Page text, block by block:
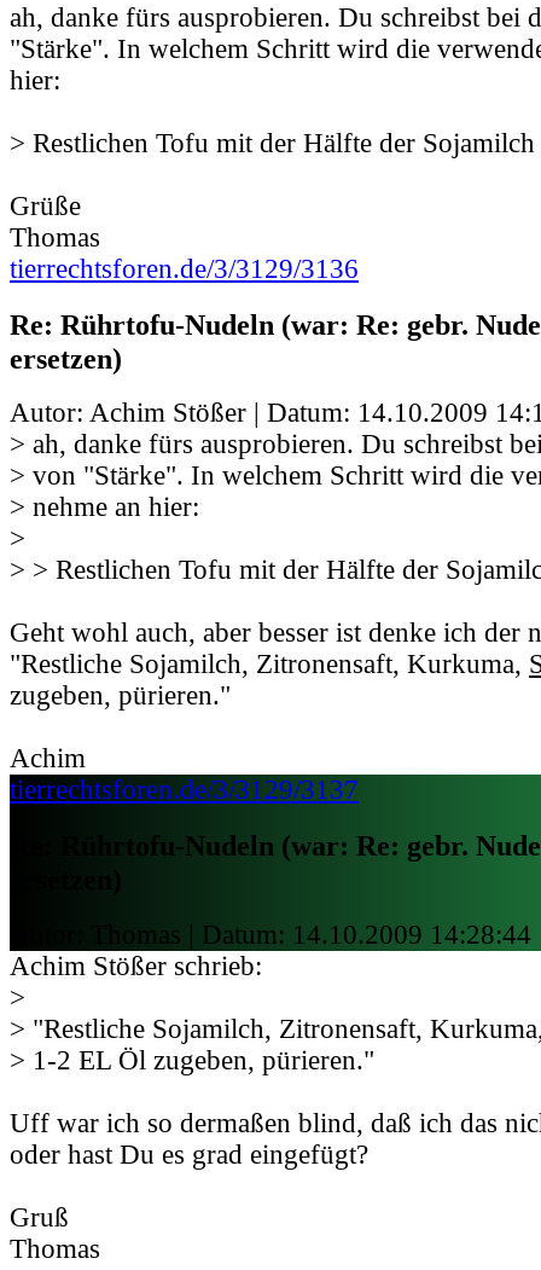
ah, danke fürs ausprobieren. Du schreibst bei
"Stärke". In welchem Schritt wird die
hier:
> Restlichen Tofu mit der Hälfte der
Grüße
Thomas
tierrechtsforen.de/3/3129/3136
Re: Rührtofu-Nudeln (war: Re: gebr.
ersetzen)
Autor: Achim Stößer | Datum: 14.10.2009
> ah, danke fürs ausprobieren. Du schreibst
> von "Stärke". In welchem Schritt wird die
> nehme an hier:
>
> > Restlichen Tofu mit der Hälfte der
Geht wohl auch, aber besser ist denke ich der
"Restliche Sojamilch, Zitronensaft, Kurkuma,
zugeben, pürieren."
Achim
tierrechtsforen.de/3/3129/3137
Re: Rührtofu-Nudeln (war: Re: gebr.
Autor: Thomas | Datum: 14.10.2009 14:28:44
Achim Stößer schrieb:
>
> "Restliche Sojamilch, Zitronensaft,
> 1-2 EL Öl zugeben, pürieren."
Uff war ich so dermaßen blind, daß ich das
oder hast Du es grad eingefügt?
Gruß
Thomas